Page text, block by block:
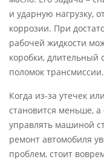
и ударную нагрузку,
коррозии. При
рабочей жидкости
коробки, длительный
поломок трансмиссии.
Когда из-за утечек
становится меньше,
управлять машиной
ремонт автомобиля
проблем, стоит